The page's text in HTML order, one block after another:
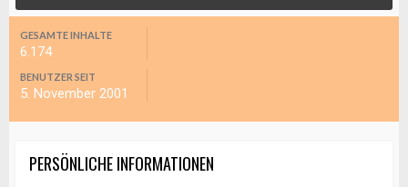
GESAMTE INHALTE
6.174
BENUTZER SEIT
5. November 2001
PERSÖNLICHE INFORMATIONEN